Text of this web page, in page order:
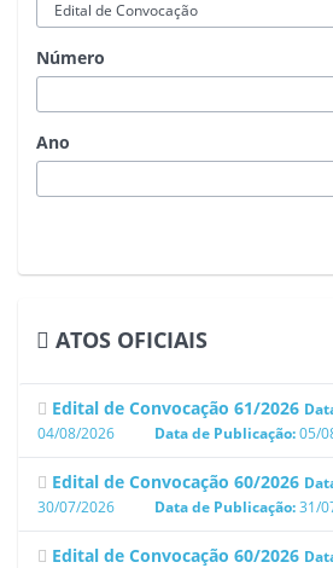
Número
Ano
ATOS OFICIAIS
Edital de Convocação 61/2026
04/08/2026
Data de Publicação:05/
Edital de Convocação 60/2026
30/07/2026
Data de Publicação:31/
Edital de Convocação 60/2026